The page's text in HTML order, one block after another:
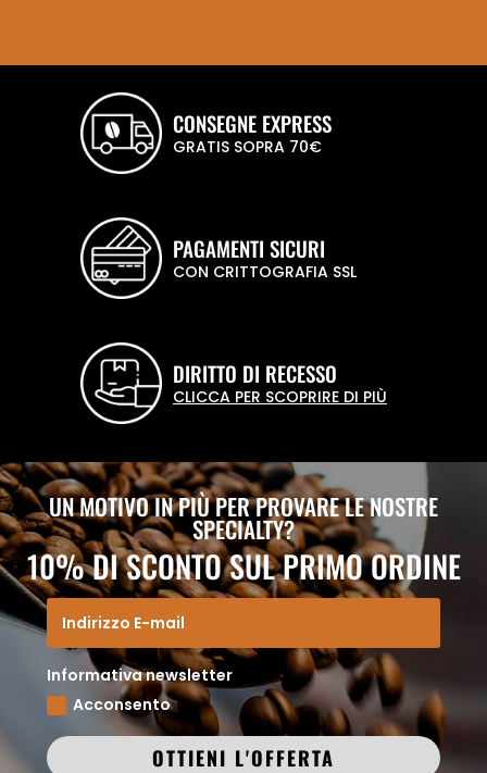
CONSEGNE EXPRESS
GRATIS SOPRA 70€
PAGAMENTI SICURI
CON CRITTOGRAFIA SSL
DIRITTO DI RECESSO
CLICCA PER SCOPRIRE DI PIÙ
UN MOTIVO IN PIÙ PER PROVARE LE NOSTRE
SPECIALTY?
10% DI SCONTO SUL PRIMO ORDINE
Informativa newsletter
Acconsento
OTTIENI L'OFFERTA